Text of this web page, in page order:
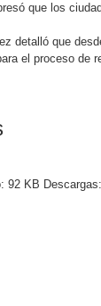
que los
detalló que
el proceso de
92 KB Descargas: